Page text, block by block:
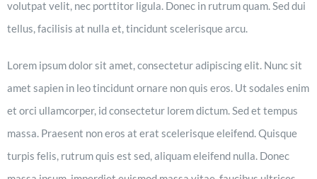
volutpat velit, nec porttitor ligula. Donec in rutrum quam. Sed dui
tellus, facilisis at nulla et, tincidunt scelerisque arcu.
Lorem ipsum dolor sit amet, consectetur adipiscing elit. Nunc sit
amet sapien in leo tincidunt ornare non quis eros. Ut sodales enim
et orci ullamcorper, id consectetur lorem dictum. Sed et tempus
massa. Praesent non eros at erat scelerisque eleifend. Quisque
turpis felis, rutrum quis est sed, aliquam eleifend nulla. Donec